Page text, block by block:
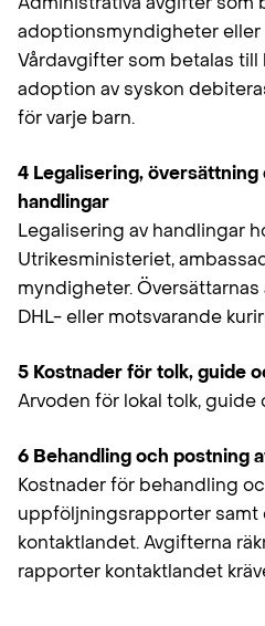
adoptionsmyndigheter
Vårdavgifter som betalas till
adoption av syskon
för varje barn.
4 Legalisering, översättning
handlingar
Legalisering av handlingar
Utrikesministeriet,
myndigheter.
DHL- eller motsvarande
5 Kostnader för tolk, guide
Arvoden för lokal tolk, guide
6 Behandling och postning
Kostnader för behandling
uppföljningsrapporter samt
kontaktlandet. Avgifterna
rapporter kontaktlandet